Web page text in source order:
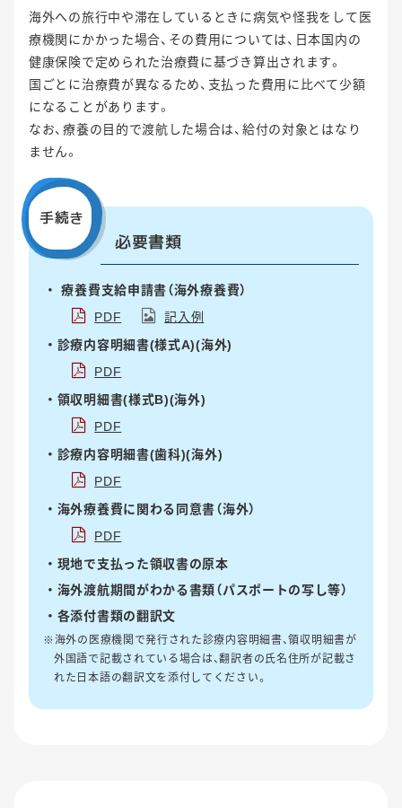
海外への旅行中や滞在しているときに病気や怪我をして医
療機関にかかった場合、その費用については、日本国内の
健康保険で定められた治療費に基づき算出されます。
国ごとに治療費が異なるため、支払った費用に比べて少額
になることがあります。
なお、療養の目的で渡航した場合は、給付の対象とはなり
ません。
手続き
必要書類
療養費支給申請書（海外療養費）
PDF
記入例
診療内容明細書(様式A)(海外)
PDF
領収明細書(様式B)(海外)
PDF
診療内容明細書(歯科)(海外)
PDF
海外療養費に関わる同意書（海外）
PDF
現地で支払った領収書の原本
海外渡航期間がわかる書類（パスポートの写し等）
各添付書類の翻訳文
※海外の医療機関で発行された診療内容明細書、領収明細書が
外国語で記載されている場合は、翻訳者の氏名住所が記載さ
れた日本語の翻訳文を添付してください。